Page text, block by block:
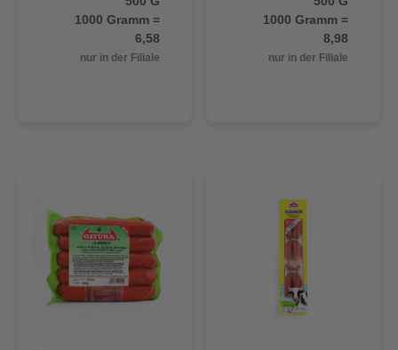
1000 Gramm =
6,58
nur in der Filiale
1000 Gramm =
8,98
nur in der Filiale